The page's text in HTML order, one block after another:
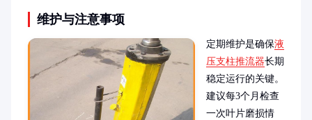
维护与注意事项
定期维护是确保液
压支柱推流器长期
稳定运行的关键。
建议每3个月检查
一次叶片磨损情